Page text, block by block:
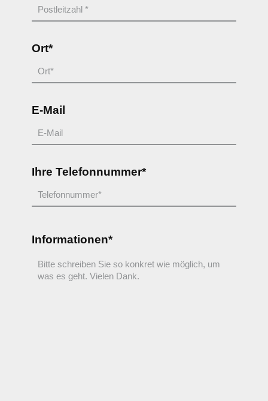
Ort*
E-Mail
Ihre Telefonnummer*
Informationen*